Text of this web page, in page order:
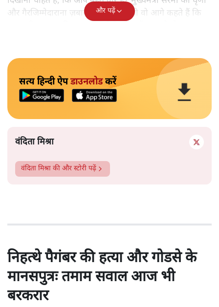
और गैरजिम्मेदाराना ज़बान यहीं नहीं रुकती वो आगे कहते हैं कि
और पढ़ें
सत्य हिन्दी ऐपडाउनलोडकरें
वंदिता मिश्रा
वंदिता मिश्रा की और स्टोरी पढ़ें
निहत्थे पैगंबर की हत्या और गोडसे के
मानसपुत्रः तमाम सवाल आज भी
बरकरार